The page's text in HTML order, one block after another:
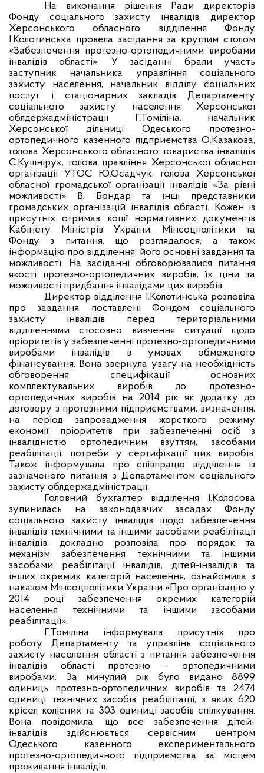
На виконання рішення Ради директорів
Фонду соціального захисту інвалідів, директор
Херсонського обласного відділення Фонду
І.Колотинська провела засідання за круглим столом
«Забезпечення протезно-ортопедичними виробами
інвалідів області». У засіданні брали участь
заступник начальника управління соціального
захисту населення, начальник відділу соціальних
послуг і стаціонарних закладів Департаменту
соціального захисту населення Херсонської
облдержадміністрації Г.Томіліна, начальник
Херсонської дільниці Одеського протезно-
ортопедичного казенного підприємства О.Казакова,
голова Херсонського обласного товариства інвалідів
С.Кушнірук, голова правління Херсонської обласної
організації УТОС Ю.Осадчук, голова Херсонської
обласної громадської організації інвалідів «За рівні
можливості» В. Бондар та інші представники
громадських організацій інвалідів області. Кожен із
присутніх отримав копії нормативних документів
Кабінету Міністрів України, Мінсоцполітики та
Фонду з питання, що розглядалося, а також
інформацію про відділення, його основні завдання та
можливості. На засіданні обговорювалися питання
якості протезно-ортопедичних виробів, їх ціни та
можливості придбання інвалідами цих виробів.
Директор відділення І.Колотинська розповіла
про завдання, поставлені Фондом соціального
захисту інвалідів перед територіальними
відділеннями стосовно вивчення ситуації щодо
пріоритетів у забезпеченні протезно-ортопедичними
виробами інвалідів в умовах обмеженого
фінансування. Вона звернула увагу на необхідність
обговорення специфікації основних
комплектувальних виробів до протезно-
ортопедичних виробів на 2014 рік як додатку до
договору з протезними підприємствами, визначення,
на період запровадження жорсткого режиму
економії, пріоритетів при забезпеченні осіб з
інвалідністю ортопедичним взуттям, засобами
реабілітації, потреби у сертифікації цих виробів.
Також інформувала про співпрацю відділення із
зазначеного питання з Департаментом соціального
захисту облдержадміністрації.
Головний бухгалтер відділення І.Колосова
зупинилась на законодавчих засадах Фонду
соціального захисту інвалідів щодо забезпечення
інвалідів технічними та іншими засобами реабілітації
інвалідів, докладно розповіла про порядок та
механізм забезпечення технічними та іншими
засобами реабілітації інвалідів, дітей-інвалідів та
інших окремих категорій населення, ознайомила з
наказом Мінсоцполітики України «Про організацію у
2014 році забезпечення окремих категорій
населення технічними та іншими засобами
реабілітації».
Г.Томіліна інформувала присутніх про
роботу Департаменту та управлінь соціального
захисту населення області з питання забезпечення
інвалідів області протезно – ортопедичними
виробами. За минулий рік було видано 8899
одиниць протезно-ортопедичних виробів та 2474
одиниці технічних засобів реабілітації, з яких 620
крісел колісних та 303 одиниці засобів спілкування.
Вона повідомила, що все забезпечення дітей-
інвалідів здійснюється сервісним центром
Одеського казенного експериментального
протезно-ортопедичного підприємства за місцем
проживання інвалідів.